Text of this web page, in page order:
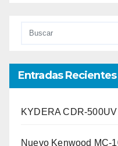
Entradas Recientes
KYDERA CDR-
Nuevo Kenwood MC-